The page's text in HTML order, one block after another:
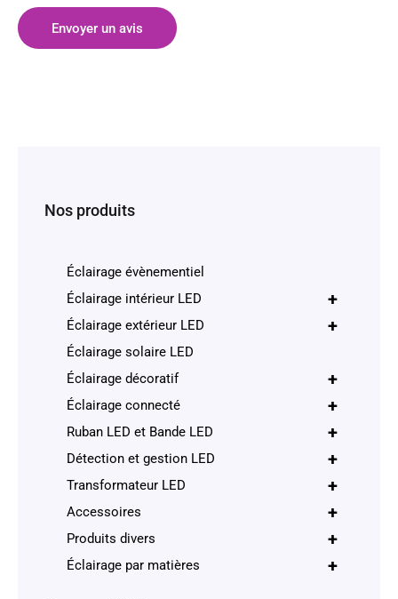
Envoyer un avis
Nos produits
Éclairage évènementiel
+
Éclairage intérieur LED
+
Éclairage extérieur LED
Éclairage solaire LED
+
Éclairage décoratif
+
Éclairage connecté
+
Ruban LED et Bande LED
+
Détection et gestion LED
+
Transformateur LED
+
Accessoires
+
Produits divers
+
Éclairage par matières